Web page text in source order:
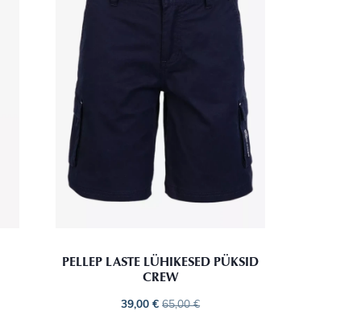
PELLEP LASTE LÜHIKESED PÜKSID
CREW
39,00€ 65,00€